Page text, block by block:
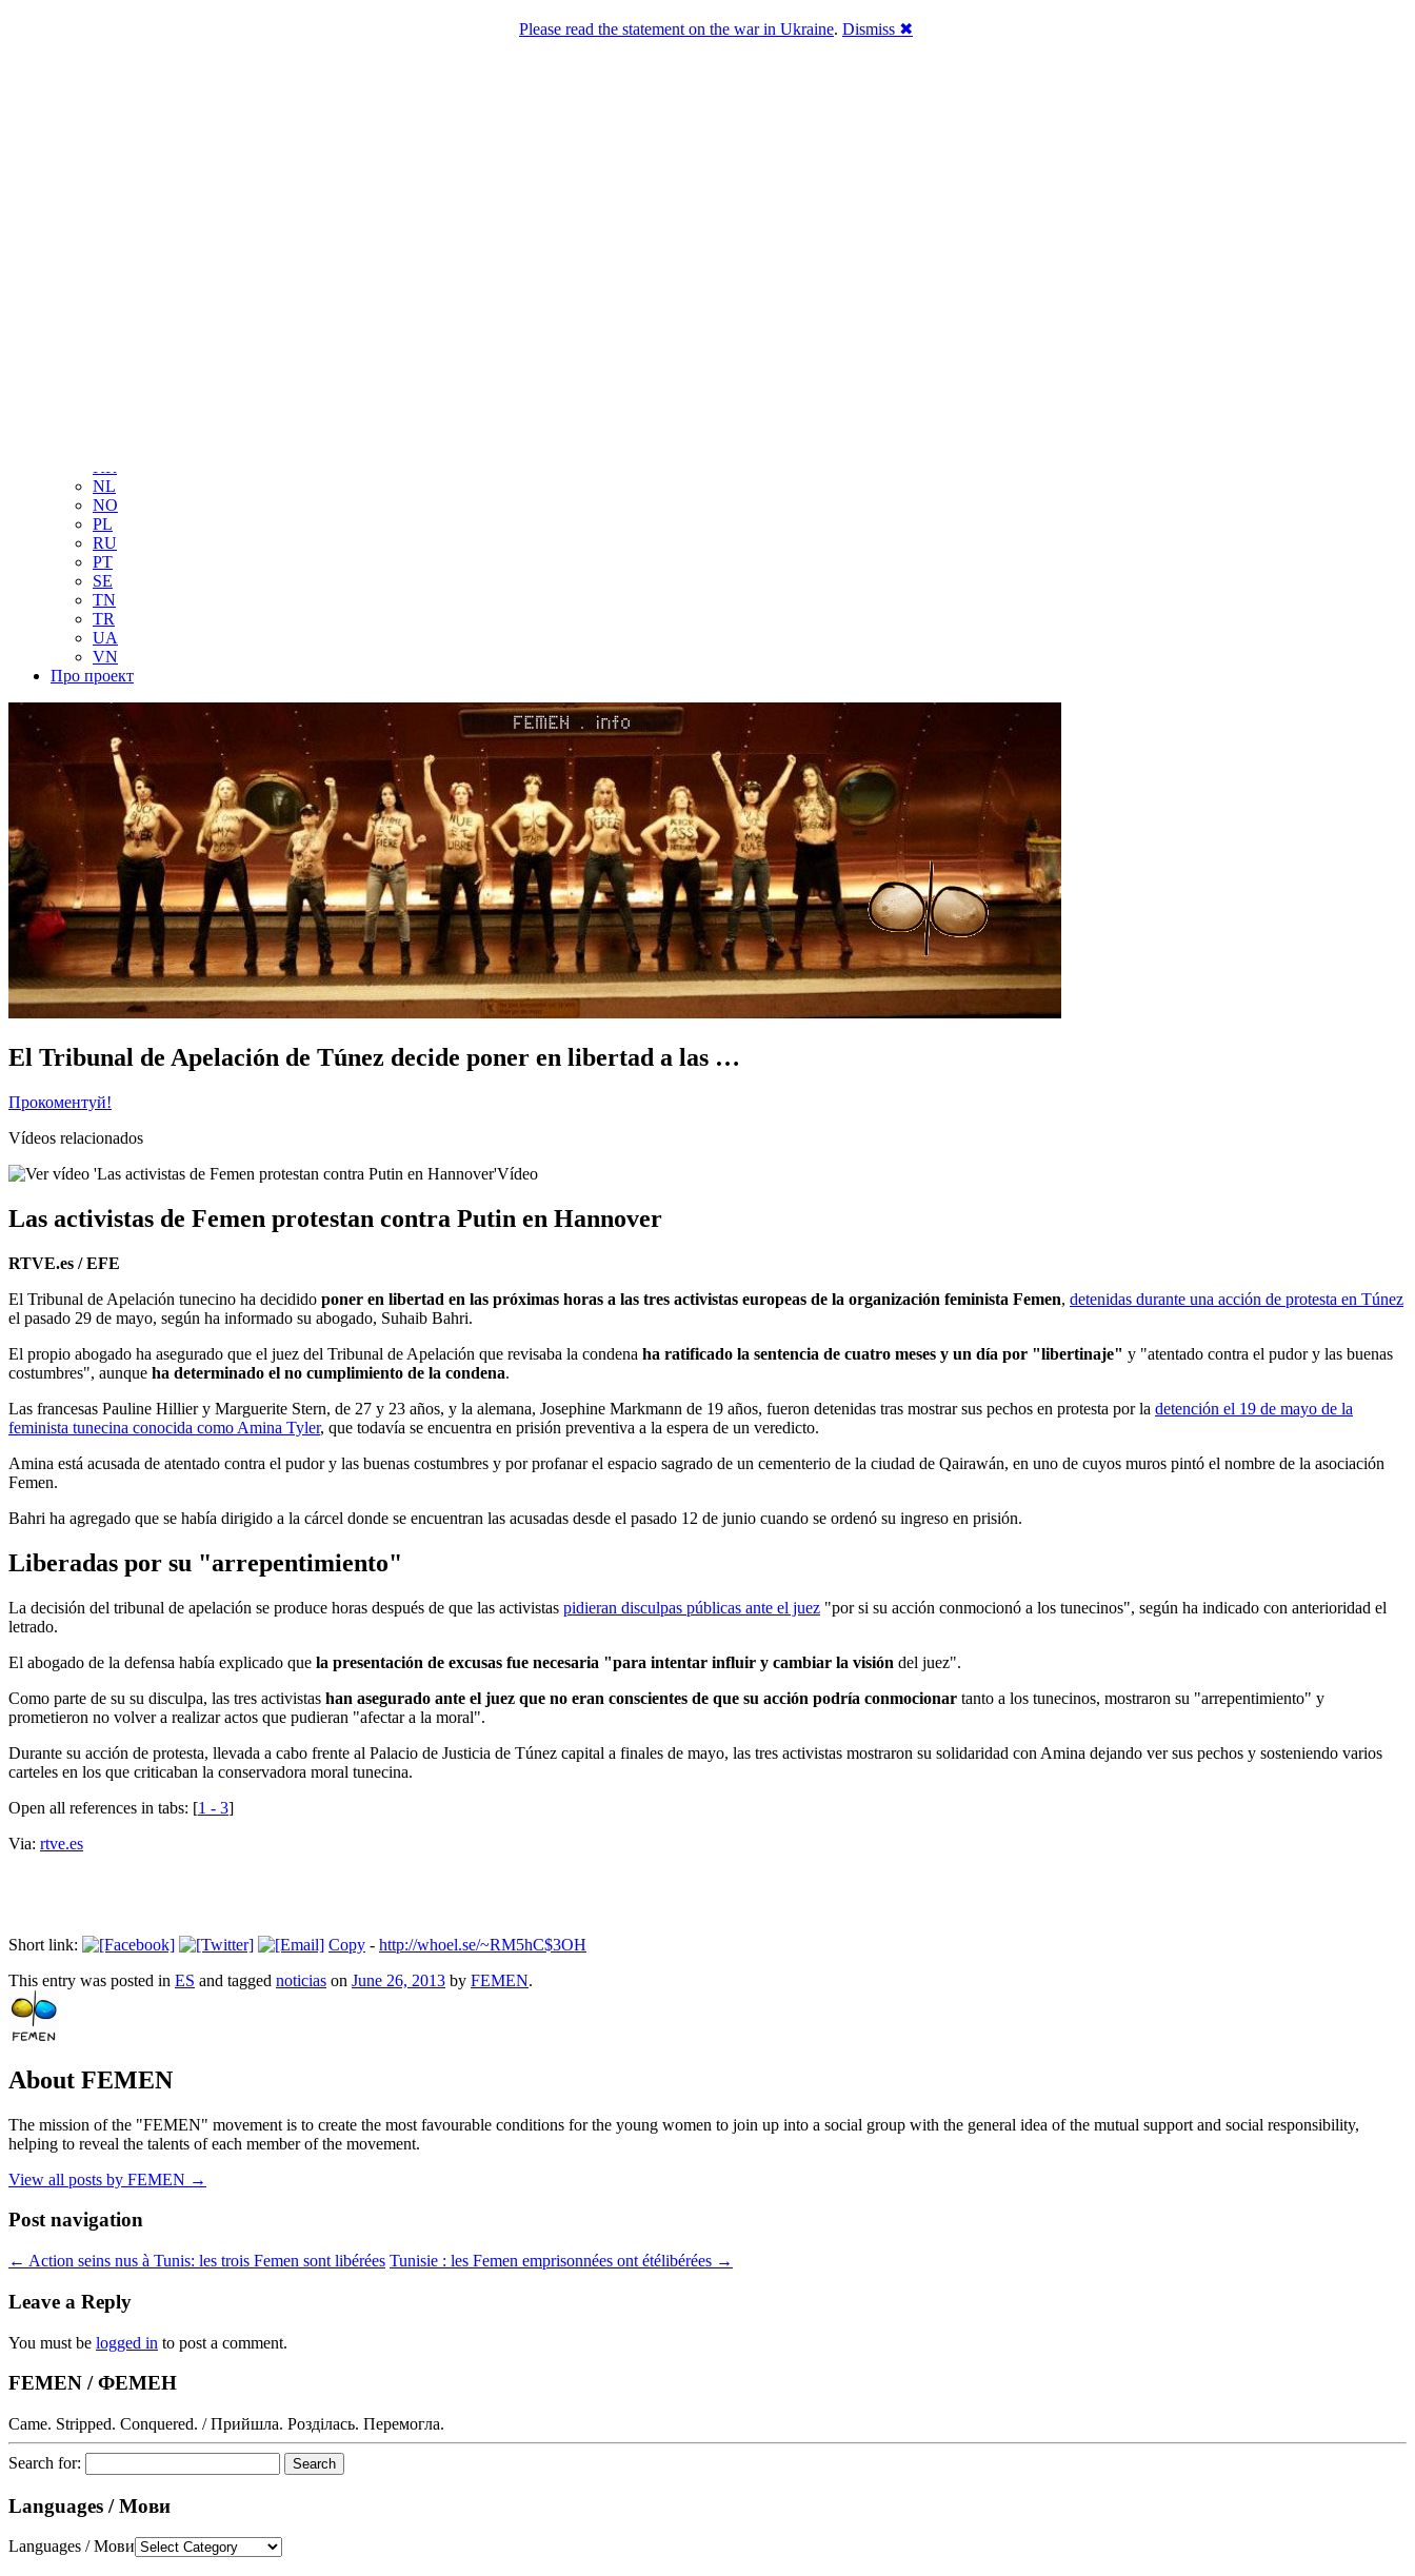
KR
NL
NO
PL
RU
PT
SE
TN
TR
UA
VN
Про проект
El Tribunal de Apelación de Túnez decide poner en libertad a las …
Прокоментуй!
Vídeos relacionados
Vídeo
Las activistas de Femen protestan contra Putin en Hannover
RTVE.es / EFE
El Tribunal de Apelación tunecino ha decidido poner en libertad en las próximas horas a las tres activistas europeas de la organización feminista Femen, detenidas durante una acción de protesta en Túnez
el pasado 29 de mayo, según ha informado su abogado, Suhaib Bahri.
El propio abogado ha asegurado que el juez del Tribunal de Apelación que revisaba la condena ha ratificado la sentencia de cuatro meses y un día por "libertinaje" y "atentado contra el pudor y las buenas
costumbres", aunque ha determinado el no cumplimiento de la condena.
Las francesas Pauline Hillier y Marguerite Stern, de 27 y 23 años, y la alemana, Josephine Markmann de 19 años, fueron detenidas tras mostrar sus pechos en protesta por la detención el 19 de mayo de la
feminista tunecina conocida como Amina Tyler, que todavía se encuentra en prisión preventiva a la espera de un veredicto.
Amina está acusada de atentado contra el pudor y las buenas costumbres y por profanar el espacio sagrado de un cementerio de la ciudad de Qairawán, en uno de cuyos muros pintó el nombre de la asociación
Femen.
Bahri ha agregado que se había dirigido a la cárcel donde se encuentran las acusadas desde el pasado 12 de junio cuando se ordenó su ingreso en prisión.
Liberadas por su "arrepentimiento"
La decisión del tribunal de apelación se produce horas después de que las activistas pidieran disculpas públicas ante el juez "por si su acción conmocionó a los tunecinos", según ha indicado con anterioridad el
letrado.
El abogado de la defensa había explicado que la presentación de excusas fue necesaria "para intentar influir y cambiar la visión del juez".
Como parte de su su disculpa, las tres activistas han asegurado ante el juez que no eran conscientes de que su acción podría conmocionar tanto a los tunecinos, mostraron su "arrepentimiento" y
prometieron no volver a realizar actos que pudieran "afectar a la moral".
Durante su acción de protesta, llevada a cabo frente al Palacio de Justicia de Túnez capital a finales de mayo, las tres activistas mostraron su solidaridad con Amina dejando ver sus pechos y sosteniendo varios
carteles en los que criticaban la conservadora moral tunecina.
Open all references in tabs: [1 - 3]
Via: rtve.es
Short link: Copy - http://whoel.se/~RM5hC$3OH
This entry was posted in ES and tagged noticias on June 26, 2013 by FEMEN.
About FEMEN
The mission of the "FEMEN" movement is to create the most favourable conditions for the young women to join up into a social group with the general idea of the mutual support and social responsibility,
helping to reveal the talents of each member of the movement.
View all posts by FEMEN →
Post navigation
← Action seins nus à Tunis: les trois Femen sont libérées Tunisie : les Femen emprisonnées ont étélibérées →
Leave a Reply
You must be logged in to post a comment.
FEMEN / ФЕМЕН
Came. Stripped. Conquered. / Прийшла. Розділась. Перемогла.
Search for:
Languages / Мови
Languages / Мови
Please read the statement on the war in Ukraine. Dismiss ✖